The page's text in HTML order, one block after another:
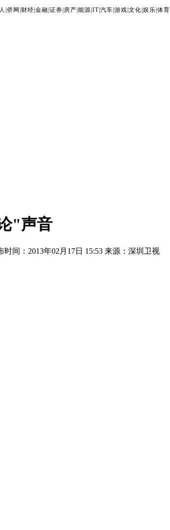
侨网 财经 金融 证券 房产 能源 IT| 汽车 游戏 文化 娱乐 体育
"声音
时间：2013年02月17日 15:53 来源：深圳卫视